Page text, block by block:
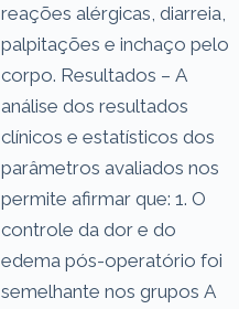
reações alérgicas, diarreia,
palpitações e inchaço pelo
corpo. Resultados – A
análise dos resultados
clínicos e estatísticos dos
parâmetros avaliados nos
permite afirmar que: 1. O
controle da dor e do
edema pós-operatório foi
semelhante nos grupos A